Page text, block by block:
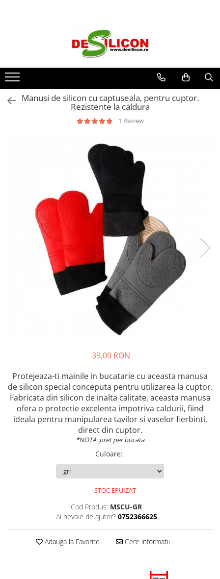
Manusi de silicon cu captuseala, pentru cuptor.
Rezistente la caldura
1 Review
39,00 RON
Protejeaza-ti mainile in bucatarie cu aceasta manusa
de silicon special conceputa pentru utilizarea la cuptor.
Fabricata din silicon de inalta calitate, aceasta manusa
ofera o protectie excelenta impotriva caldurii, fiind
ideala pentru manipularea tavilor si vaselor fierbinti,
direct din cuptor.
*NOTA: pret per bucata
Culoare:
STOC EPUIZAT
Cod Produs: MSCU-GR
Ai nevoie de ajutor? 0752366625
Adauga la Favorite Cere informatii